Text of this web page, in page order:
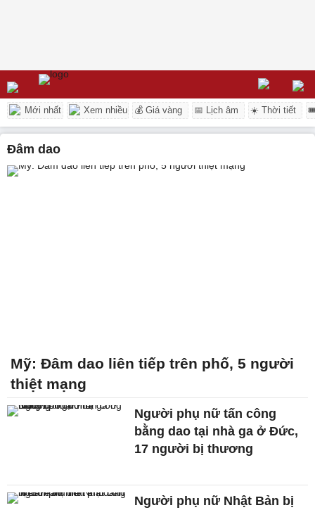
Mới nhất Xem nhiều 💰 Giá vàng 📅 Lịch âm ☀️ Thời tiết
đâm dao
Mỹ: Đâm dao liên tiếp trên phố, 5 người
thiệt mạng
Người phụ nữ tấn công
bằng dao tại nhà ga ở Đức,
17 người bị thương
Người phụ nữ Nhật Bản bị